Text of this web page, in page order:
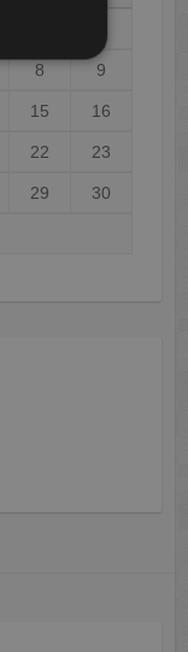
8 9
15 16
22 23
29 30